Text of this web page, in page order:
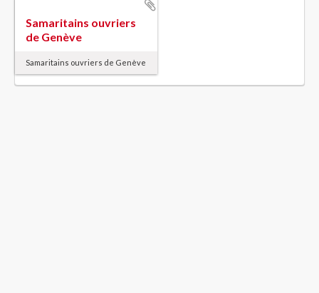
Samaritains ouvriers
de Genève
Samaritains ouvriers de Genève